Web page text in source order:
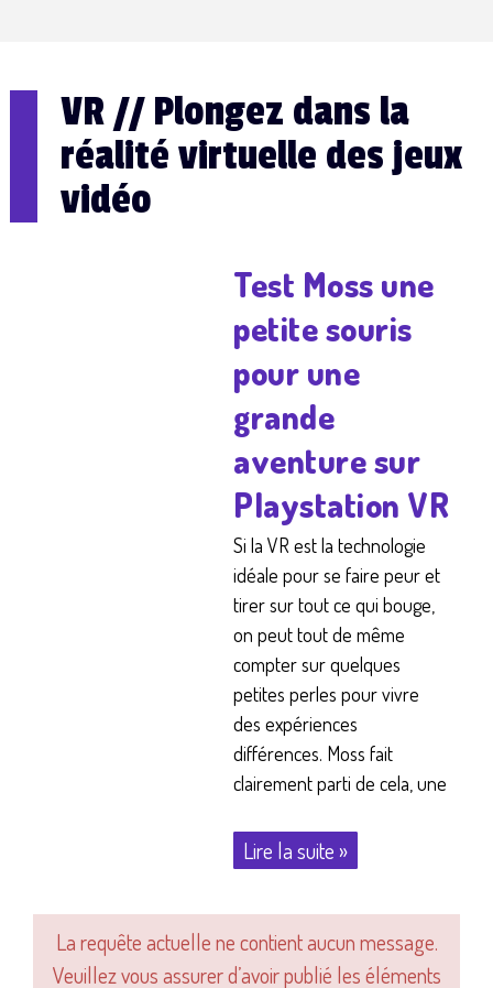
VR // Plongez dans la
réalité virtuelle des jeux
vidéo
Test Moss une
petite souris
pour une
grande
aventure sur
Playstation VR
Si la VR est la technologie
idéale pour se faire peur et
tirer sur tout ce qui bouge,
on peut tout de même
compter sur quelques
petites perles pour vivre
des expériences
différences. Moss fait
clairement parti de cela, une
Lire la suite »
La requête actuelle ne contient aucun message.
Veuillez vous assurer d’avoir publié les éléments